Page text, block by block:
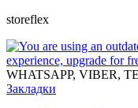
storeflex
WHATSAPP, VIBER,
Закладки